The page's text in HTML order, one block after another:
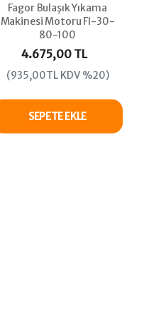
Fagor Bulaşık Yıkama
Makinesi Motoru FI-30-
80-100
4.675,00 TL
(935,00TL KDV %20)
SEPETE EKLE